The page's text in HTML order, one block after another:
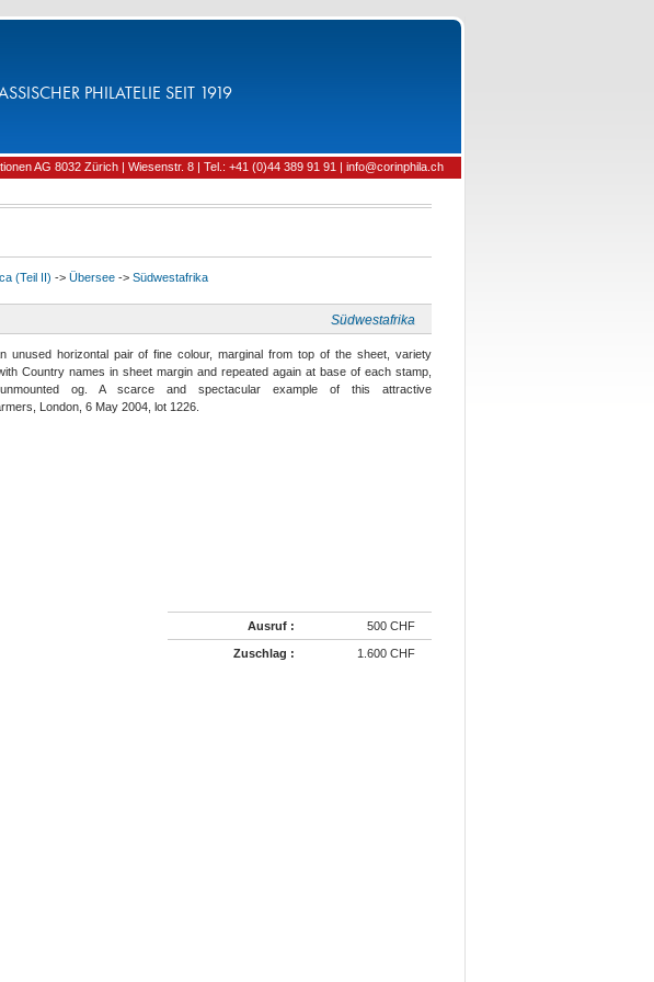
PHILATELIE SEIT 1919
AG 8032 Zürich | Wiesenstr. 8 | Tel.: +41 (0)44 389 91 91 | info@corinphila.ch
(Teil II) -> Übersee -> Südwestafrika
Südwestafrika
unused horizontal pair of fine colour, marginal from top of the sheet, variety
Country names in sheet margin and repeated again at base of each stamp,
og. A scarce and spectacular example of this attractive
London, 6 May 2004, lot 1226.
Ausruf : 500 CHF
Zuschlag : 1.600 CHF